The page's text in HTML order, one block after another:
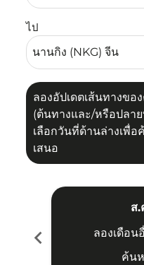
ไป
ลองอัปเดตเส้นทางขอ
(ต้นทางและ/หรือปลา
เลือกวันที่ด้านล่างเพื่อ
เสนอ
chevron_left
ส.
ลองเดือน
ค้น